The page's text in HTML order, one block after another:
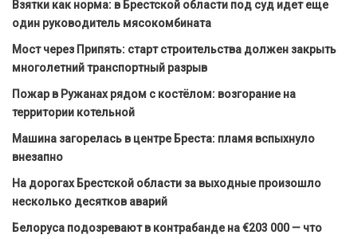
Взятки как норма: в Брестской области под суд идет еще
один руководитель мясокомбината
Мост через Припять: старт строительства должен закрыть
многолетний транспортный разрыв
Пожар в Ружанах рядом с костёлом: возгорание на
территории котельной
Машина загорелась в центре Бреста: пламя вспыхнуло
внезапно
На дорогах Брестской области за выходные произошло
несколько десятков аварий
Белоруса подозревают в контрабанде на €203 000 — что